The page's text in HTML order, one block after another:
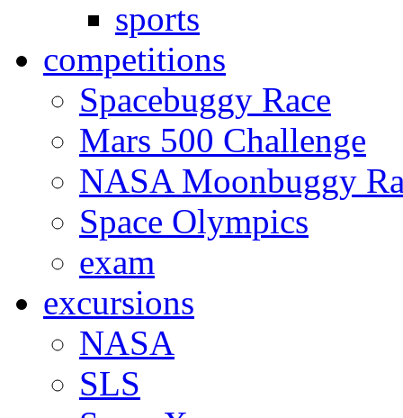
sports
competitions
Spacebuggy Race
Mars 500 Challenge
NASA Moonbuggy
Space Olympics
exam
excursions
NASA
SLS